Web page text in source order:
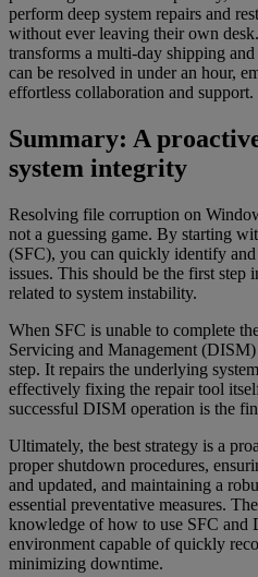
perform deep system repairs and
without ever leaving their own
transforms a multi-day shipping
can be resolved in under an hour,
effortless collaboration and support.
Summary: A
system integrity
Resolving file corruption on
not a guessing game. By starting
(SFC), you can quickly identify
issues. This should be the first
related to system instability.
When SFC is unable to complete
Servicing and Management
step. It repairs the underlying
effectively fixing the repair tool
successful DISM operation is the
Ultimately, the best strategy is a
proper shutdown procedures,
and updated, and maintaining a
essential preventative measures.
knowledge of how to use SFC and
environment capable of quickly
minimizing downtime.